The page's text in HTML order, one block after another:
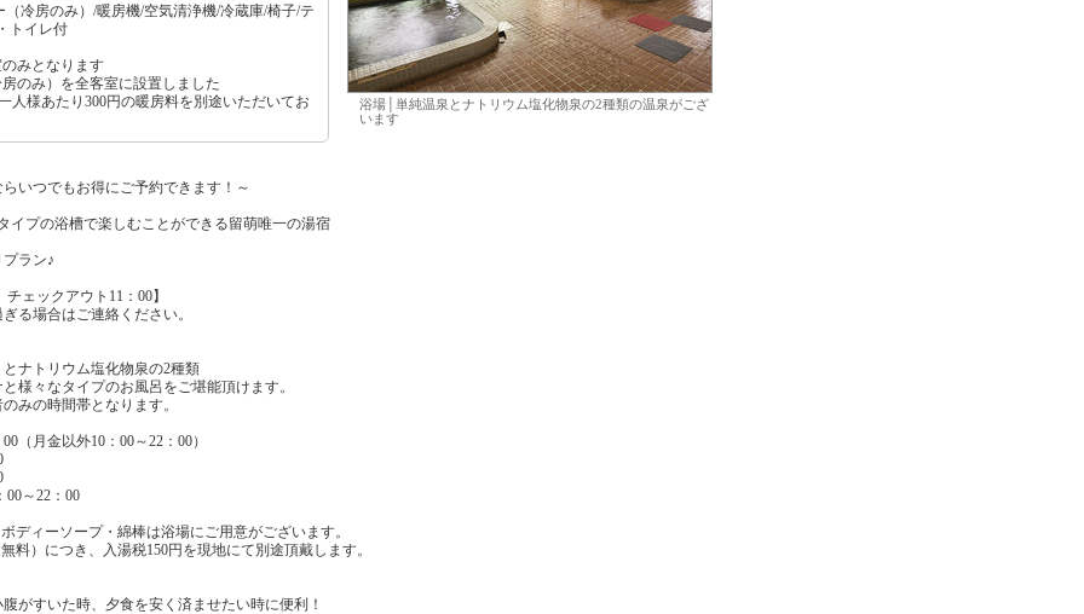
冷房のみ）/暖房機/空気清浄機/冷蔵庫/椅子/テ
トイレ付
みとなります
のみ）を全客室に設置しました
人様あたり300円の暖房料を別途いただいてお
浴場│単純温泉とナトリウム塩化物泉の2種類の温泉がござ
います
いつでもお得にご予約できます！～
イプの浴槽で楽しむことができる留萌唯一の湯宿
ラン♪
ェックアウト11：00】
る場合はご連絡ください。
ナトリウム塩化物泉の2種類
様々なタイプのお風呂をご堪能頂けます。
みの時間帯となります。
（月金以外10：00～22：00）
00～22：00
ディーソープ・綿棒は浴場にご用意がございます。
料）につき、入湯税150円を現地にて別途頂戴します。
がすいた時、夕食を安く済ませたい時に便利！